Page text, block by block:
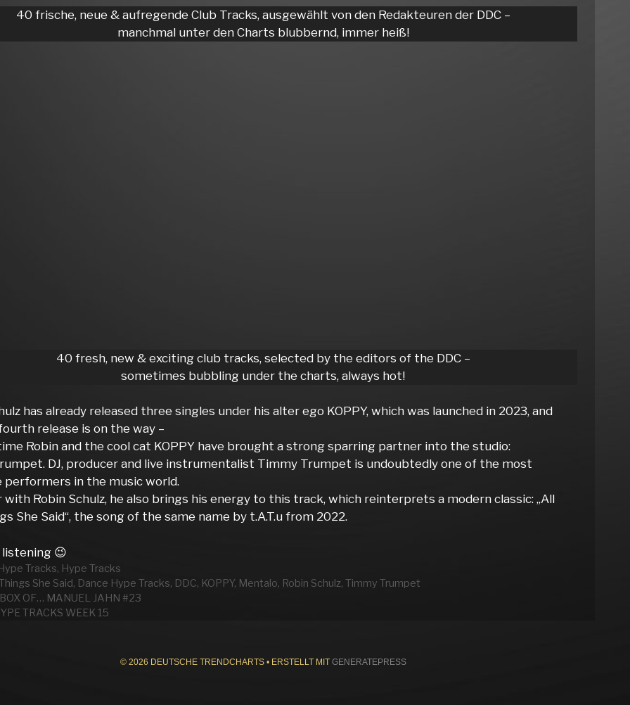
40 frische, neue & aufregende Club Tracks, ausgewählt von den Redakteuren der DDC –
manchmal unter den Charts blubbernd, immer heiß!
40 fresh, new & exciting club tracks, selected by the editors of the DDC –
sometimes bubbling under the charts, always hot!
has already released three singles under his alter ego KOPPY, which was launched in 2023, and
release is on the way –
Robin and the cool cat KOPPY have brought a strong sparring partner into the studio:
DJ, producer and live instrumentalist Timmy Trumpet is undoubtedly one of the most
performers in the music world.
with Robin Schulz, he also brings his energy to this track, which reinterprets a modern classic: „All
She Said“, the song of the same name by t.A.T.u from 2022.
listening 😉
Tracks, Hype Tracks
She Said, Dance Hype Tracks, DDC, KOPPY, Mentalo, Robin Schulz, Timmy Trumpet
OF… MANUEL JAHN #23
TRACKS WEEK 15
© 2026 DEUTSCHE TRENDCHARTS• ERSTELLT MIT GENERATEPRESS